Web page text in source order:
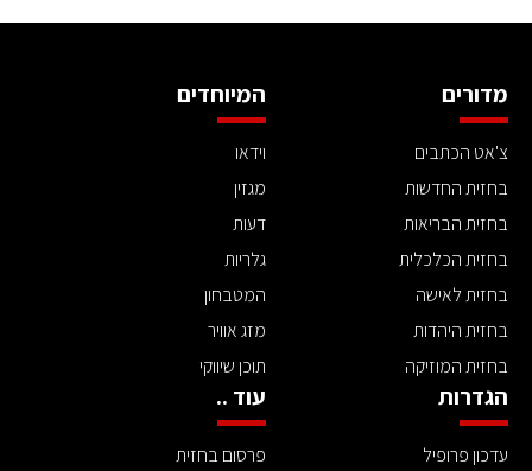
מדורים
צ'אט הכתבים
בחזית החדשות
בחזית הבריאות
בחזית הכלכלית
בחזית לאישה
בחזית היהדות
בחזית המוזיקה
המיוחדים
וידאו
מגזין
דעות
גלריות
המטבחון
מזג אוויר
תוכן שיווקי
הגדרות
עדכון פרופיל
עוד ..
פרסום בחזית